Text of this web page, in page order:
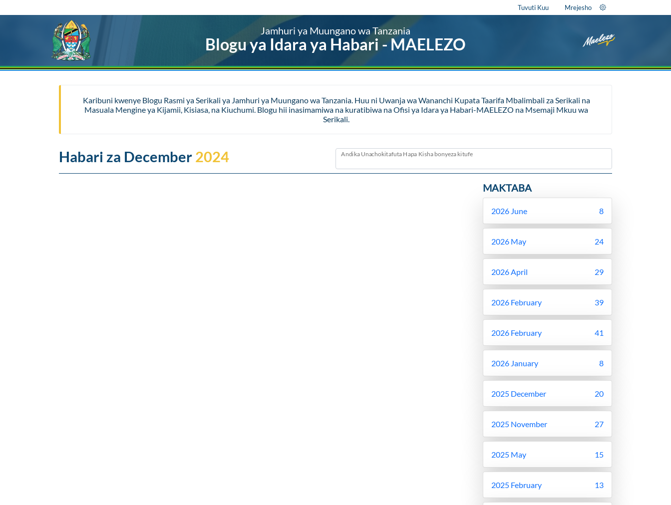
Tuvuti Kuu Mrejesho
Jamhuri ya Muungano wa Tanzania
Blogu ya Idara ya Habari - MAELEZO
Karibuni kwenye Blogu Rasmi ya Serikali ya Jamhuri ya Muungano wa Tanzania. Huu ni Uwanja wa Wananchi Kupata Taarifa Mbalimbali za Serikali na
Masuala Mengine ya Kijamii, Kisiasa, na Kiuchumi. Blogu hii inasimamiwa na kuratibiwa na Ofisi ya Idara ya Habari-MAELEZO na Msemaji Mkuu wa
Serikali.
Habari za December 2024 Andika Unachokitafuta Hapa Kisha bonyeza kitufe
MAKTABA
2026 June 8
2026 May 24
2026 April 29
2026 February 39
2026 February 41
2026 January 8
2025 December 20
2025 November 27
2025 May 15
2025 February 13